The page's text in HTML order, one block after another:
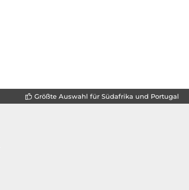
Größte Auswahl für Südafrika und Portugal